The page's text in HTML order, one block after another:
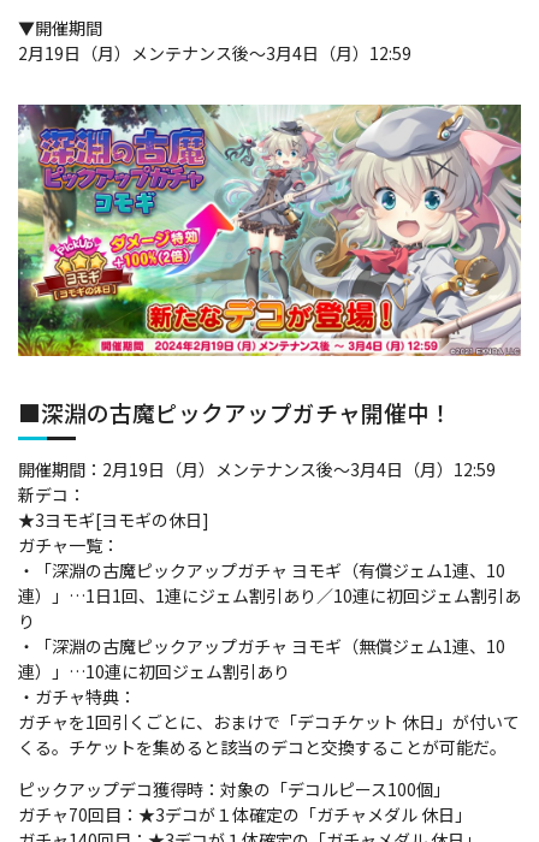
▼開催期間
2月19日（月）メンテナンス後～3月4日（月）12:59
■深淵の古魔ピックアップガチャ開催中！
開催期間：2月19日（月）メンテナンス後～3月4日（月）12:59
新デコ：
★3ヨモギ[ヨモギの休日]
ガチャ一覧：
・「深淵の古魔ピックアップガチャ ヨモギ（有償ジェム1連、10
連）」…1日1回、1連にジェム割引あり／10連に初回ジェム割引あ
り
・「深淵の古魔ピックアップガチャ ヨモギ（無償ジェム1連、10
連）」…10連に初回ジェム割引あり
・ガチャ特典：
ガチャを1回引くごとに、おまけで「デコチケット 休日」が付いて
くる。チケットを集めると該当のデコと交換することが可能だ。
ピックアップデコ獲得時：対象の「デコルピース100個」
ガチャ70回目：★3デコが１体確定の「ガチャメダル 休日」